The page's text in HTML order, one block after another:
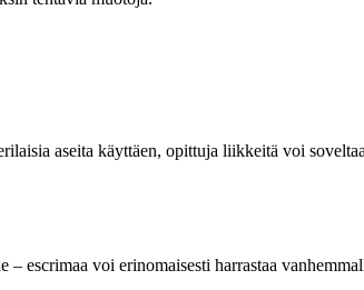
aseita käyttäen, opittuja liikkeitä voi
escrimaa voi erinomaisesti harrastaa